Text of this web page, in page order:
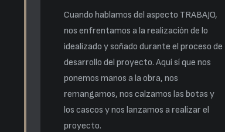
Cuando hablamos del aspecto TRABAJO,
nos enfrentamos a la realización de lo
idealizado y soñado durante el proceso de
desarrollo del proyecto. Aquí sí que nos
ponemos manos a la obra, nos
remangamos, nos calzamos las botas y
los cascos y nos lanzamos a realizar el
proyecto.